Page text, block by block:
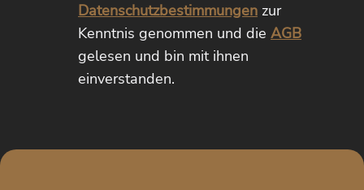
Datenschutzbestimmungenzur
Kenntnis genommen und die AGB
gelesen und bin mit ihnen
einverstanden.